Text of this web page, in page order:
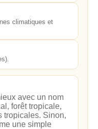
climatiques et
avec un nom
forêt tropicale,
tropicales. Sinon,
une simple